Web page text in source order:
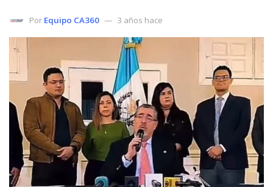
Por Equipo CA360 3 años hace